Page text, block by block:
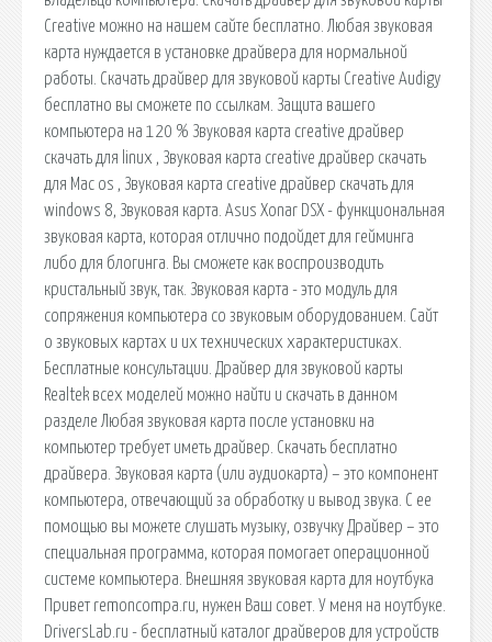
Creative можно на нашем сайте бесплатно. Любая звуковая
карта нуждается в установке драйвера для нормальной
работы. Скачать драйвер для звуковой карты Creative Audigy
бесплатно вы сможете по ссылкам. Защита вашего
компьютера на 120 % Звуковая карта creative драйвер
скачать для linux , Звуковая карта creative драйвер скачать
для Mac os , Звуковая карта creative драйвер скачать для
windows 8, Звуковая карта. Asus Xonar DSX - функциональная
звуковая карта, которая отлично подойдет для гейминга
либо для блогинга. Вы сможете как воспроизводить
кристальный звук, так. Звуковая карта - это модуль для
сопряжения компьютера со звуковым оборудованием. Сайт
о звуковых картах и их технических характеристиках.
Бесплатные консультации. Драйвер для звуковой карты
Realtek всех моделей можно найти и скачать в данном
разделе Любая звуковая карта после установки на
компьютер требует иметь драйвер. Скачать бесплатно
драйвера. Звуковая карта (или аудиокарта) – это компонент
компьютера, отвечающий за обработку и вывод звука. С ее
помощью вы можете слушать музыку, озвучку Драйвер – это
специальная программа, которая помогает операционной
системе компьютера. Внешняя звуковая карта для ноутбука
Привет remoncompa.ru, нужен Ваш совет. У меня на ноутбуке.
DriversLab.ru - бесплатный каталог драйверов для устройств